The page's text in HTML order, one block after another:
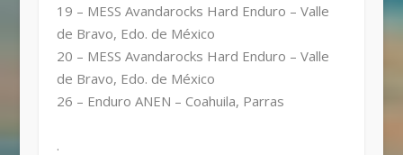
19 – MESS Avandarocks Hard Enduro – Valle
de Bravo, Edo. de México
20 – MESS Avandarocks Hard Enduro – Valle
de Bravo, Edo. de México
26 – Enduro ANEN – Coahuila, Parras
.